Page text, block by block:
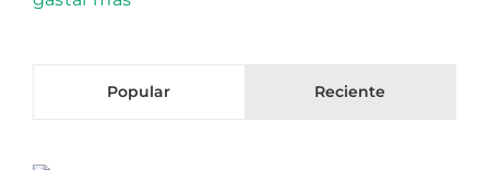
Popular Reciente